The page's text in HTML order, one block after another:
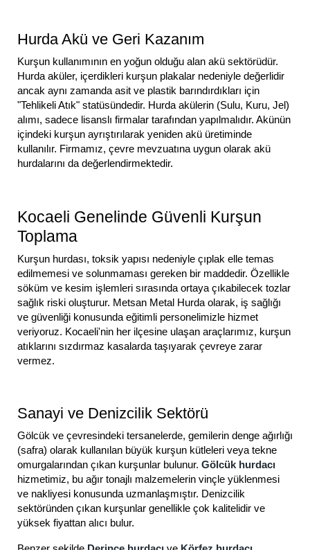
Hurda Akü ve Geri Kazanım
Kurşun kullanımının en yoğun olduğu alan akü sektörüdür.
Hurda aküler, içerdikleri kurşun plakalar nedeniyle değerlidir
ancak aynı zamanda asit ve plastik barındırdıkları için
"Tehlikeli Atık" statüsündedir. Hurda akülerin (Sulu, Kuru, Jel)
alımı, sadece lisanslı firmalar tarafından yapılmalıdır. Akünün
içindeki kurşun ayrıştırılarak yeniden akü üretiminde
kullanılır. Firmamız, çevre mevzuatına uygun olarak akü
hurdalarını da değerlendirmektedir.
Kocaeli Genelinde Güvenli Kurşun
Toplama
Kurşun hurdası, toksik yapısı nedeniyle çıplak elle temas
edilmemesi ve solunmaması gereken bir maddedir. Özellikle
söküm ve kesim işlemleri sırasında ortaya çıkabilecek tozlar
sağlık riski oluşturur. Metsan Metal Hurda olarak, iş sağlığı
ve güvenliği konusunda eğitimli personelimizle hizmet
veriyoruz. Kocaeli'nin her ilçesine ulaşan araçlarımız, kurşun
atıklarını sızdırmaz kasalarda taşıyarak çevreye zarar
vermez.
Sanayi ve Denizcilik Sektörü
Gölcük ve çevresindeki tersanelerde, gemilerin denge ağırlığı
(safra) olarak kullanılan büyük kurşun kütleleri veya tekne
omurgalarından çıkan kurşunlar bulunur. Gölcük hurdacı
hizmetimiz, bu ağır tonajlı malzemelerin vinçle yüklenmesi
ve nakliyesi konusunda uzmanlaşmıştır. Denizcilik
sektöründen çıkan kurşunlar genellikle çok kalitelidir ve
yüksek fiyattan alıcı bulur.